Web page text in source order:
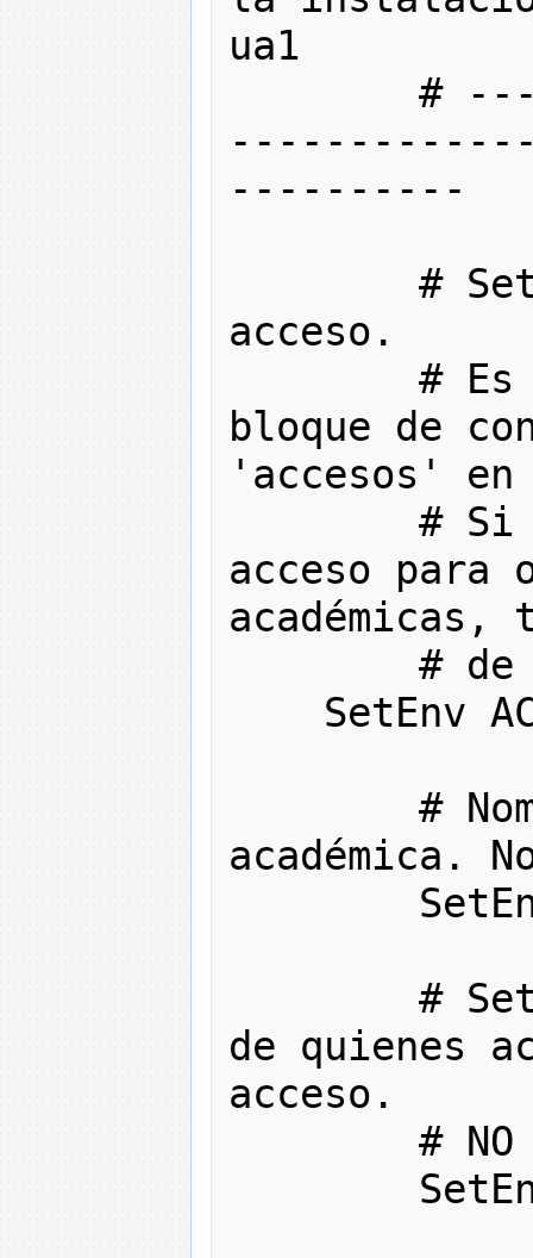
ua1
#
----------
#
acceso.
#
bloque de
'accesos'
# Si
acceso para
#
SetEnv
#
académica.
SetEnv
#
de quienes
acceso.
# NO
SetEnv